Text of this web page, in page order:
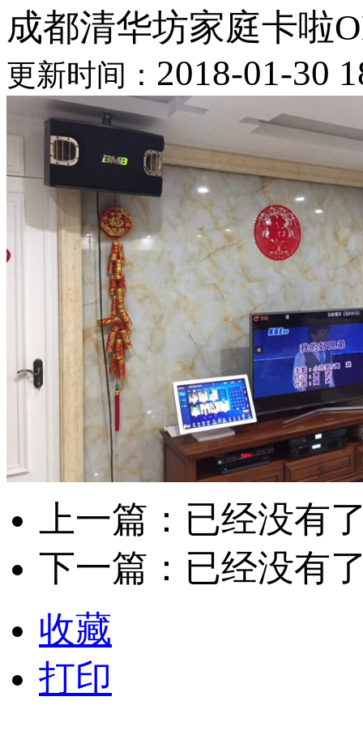
成都清华坊家庭卡啦
更新时间： 2018-01-30
上一篇：已经没有
下一篇：已经没有
收藏
打印